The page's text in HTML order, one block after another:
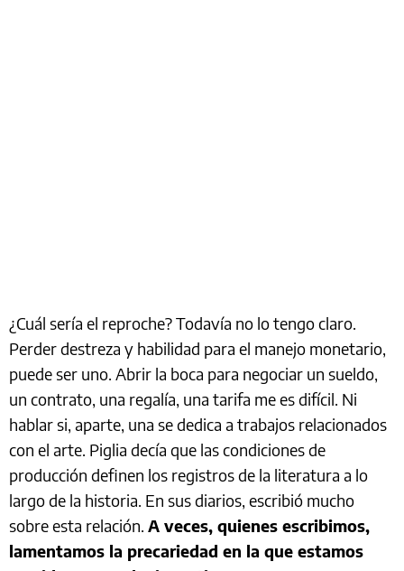
¿Cuál sería el reproche? Todavía no lo tengo claro.
Perder destreza y habilidad para el manejo monetario,
puede ser uno. Abrir la boca para negociar un sueldo,
un contrato, una regalía, una tarifa me es difícil. Ni
hablar si, aparte, una se dedica a trabajos relacionados
con el arte. Piglia decía que las condiciones de
producción definen los registros de la literatura a lo
largo de la historia. En sus diarios, escribió mucho
sobre esta relación. A veces, quienes escribimos,
lamentamos la precariedad en la que estamos